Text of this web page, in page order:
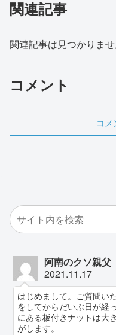
関連記事
関連記事は見つかりませ
コメント
コメ
阿南のクソ親父
2021.11.17
はじめまして。ご質問い
をしてからだいぶ日が経
にある板付きナットは大
がします。